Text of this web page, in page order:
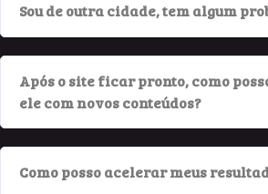
Sou de outra cidade, tem algum
Após o site ficar pronto, como
ele com novos conteúdos?
Como posso acelerar meus